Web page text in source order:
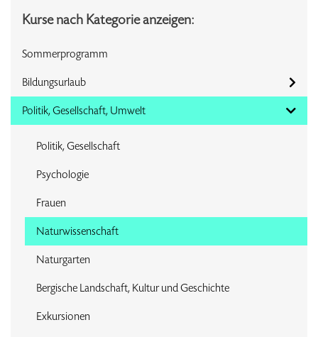
Kurse nach Kategorie anzeigen:
Sommerprogramm
Bildungsurlaub
Politik, Gesellschaft, Umwelt
Politik, Gesellschaft
Psychologie
Frauen
Naturwissenschaft
Naturgarten
Bergische Landschaft, Kultur und Geschichte
Exkursionen